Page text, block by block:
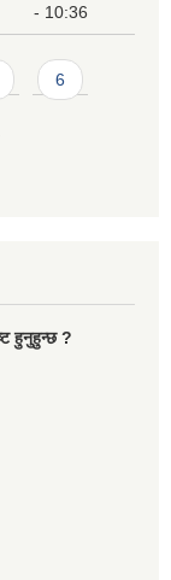
- 10:36
6
हुनुहुन्छ ?